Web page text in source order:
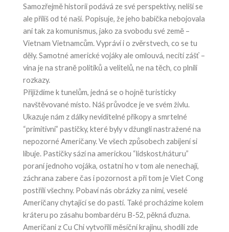
Samozřejmě historii podává ze své perspektivy, neliší se
ale příliš od té naší. Popisuje, že jeho babička nebojovala
ani tak za komunismus, jako za svobodu své země –
Vietnam Vietnamcům. Vypráví i o zvěrstvech, co se tu
děly. Samotné americké vojáky ale omlouvá, necítí zášť –
vina je na straně politiků a velitelů, ne na těch, co plnili
rozkazy.
Přijíždíme k tunelům, jedná se o hojně turisticky
navštěvované místo. Náš průvodce je ve svém živlu.
Ukazuje nám z dálky neviditelné příkopy a smrtelné
“primitivní” pastičky, které byly v džungli nastražené na
nepozorné Američany. Ve všech způsobech zabíjení si
libuje. Pastičky sází na americkou “lidskost/náturu”
poraní jednoho vojáka, ostatní ho v tom ale nenechají,
záchrana zabere čas i pozornost a při tom je Viet Cong
postřílí všechny. Pobaví nás obrázky za nimi, veselé
Američany chytající se do pastí. Také procházíme kolem
kráteru po zásahu bombardéru B-52, pěkná ďuzna.
Američani z Cu Chi vytvořili měsíční krajinu, shodili zde